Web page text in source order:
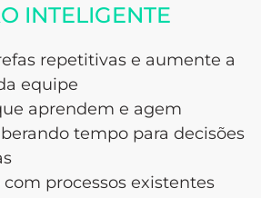
INTELIGENTE
repetitivas e aumente a
equipe
aprendem e agem
tempo para decisões
com processos existentes